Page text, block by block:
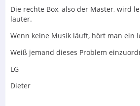
Die rechte Box, also der Master, wird
lauter.
Wenn keine Musik läuft, hört man ein
Weiß jemand dieses Problem
LG
Dieter